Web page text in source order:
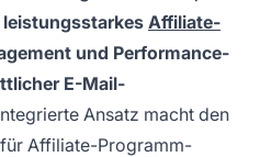
Affiliate-
und Performance-
E-Mail-
Ansatz macht den
Affiliate-Programm-